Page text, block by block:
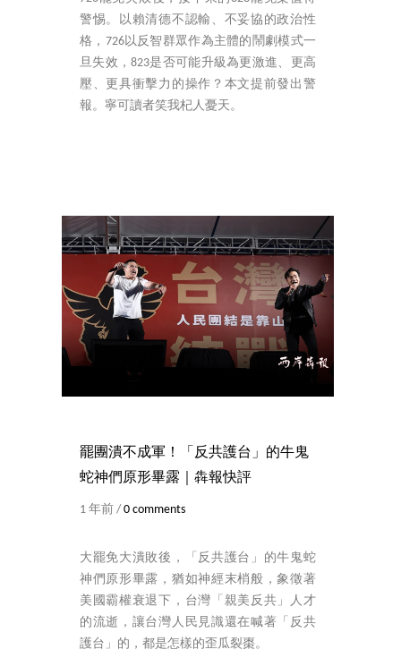
警惕。以賴清德不認輸、不妥協的政治性
格，726以反智群眾作為主體的鬧劇模式一
旦失效，823是否可能升級為更激進、更高
壓、更具衝擊力的操作？本文提前發出警
報。寧可讀者笑我杞人憂天。
罷團潰不成軍！「反共護台」的牛鬼
蛇神們原形畢露｜犇報快評
1 年前 / 0 comments
大罷免大潰敗後，「反共護台」的牛鬼蛇
神們原形畢露，猶如神經末梢般，象徵著
美國霸權衰退下，台灣「親美反共」人才
的流逝，讓台灣人民見識還在喊著「反共
護台」的，都是怎樣的歪瓜裂棗。